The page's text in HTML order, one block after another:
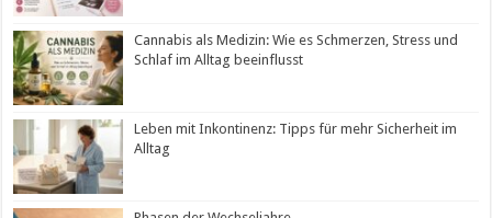
Cannabis als Medizin: Wie es Schmerzen, Stress und
Schlaf im Alltag beeinflusst
Leben mit Inkontinenz: Tipps für mehr Sicherheit im
Alltag